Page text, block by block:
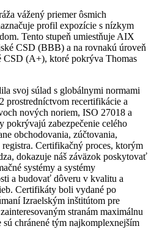
vážený priemer ôsmich
profil expozície s nízkym
Tento stupeň umiestňuje AIX
CSD (BBB) ​​a na rovnakú úroveň
CSD (A+), ktoré pokrýva Thomas
svoj súlad s globálnymi normami
prostredníctvom recertifikácie a
nových noriem, ISO 27018 a
pokrývajú zabezpečenie celého
obchodovania, zúčtovania,
Certifikačný proces, ktorým
dokazuje náš záväzok poskytovať
systémy a systémy
a budovať dôveru v kvalitu a
Certifikáty boli vydané po
Izraelským inštitútom pre
stranám maximálnu
chránené tým najkomplexnejším